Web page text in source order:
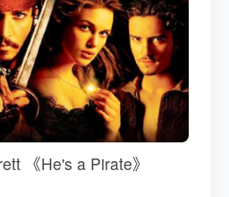
《He's a Pirate》